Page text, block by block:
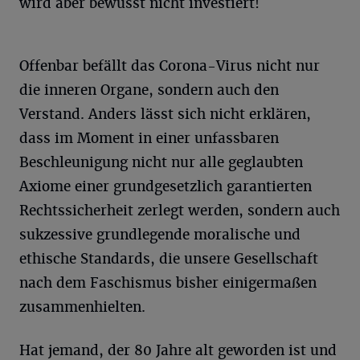
Offenbar befällt das Corona-Virus nicht nur
die inneren Organe, sondern auch den
Verstand. Anders lässt sich nicht erklären,
dass im Moment in einer unfassbaren
Beschleunigung nicht nur alle geglaubten
Axiome einer grundgesetzlich garantierten
Rechtssicherheit zerlegt werden, sondern auch
sukzessive grundlegende moralische und
ethische Standards, die unsere Gesellschaft
nach dem Faschismus bisher einigermaßen
zusammenhielten.
Hat jemand, der 80 Jahre alt geworden ist und